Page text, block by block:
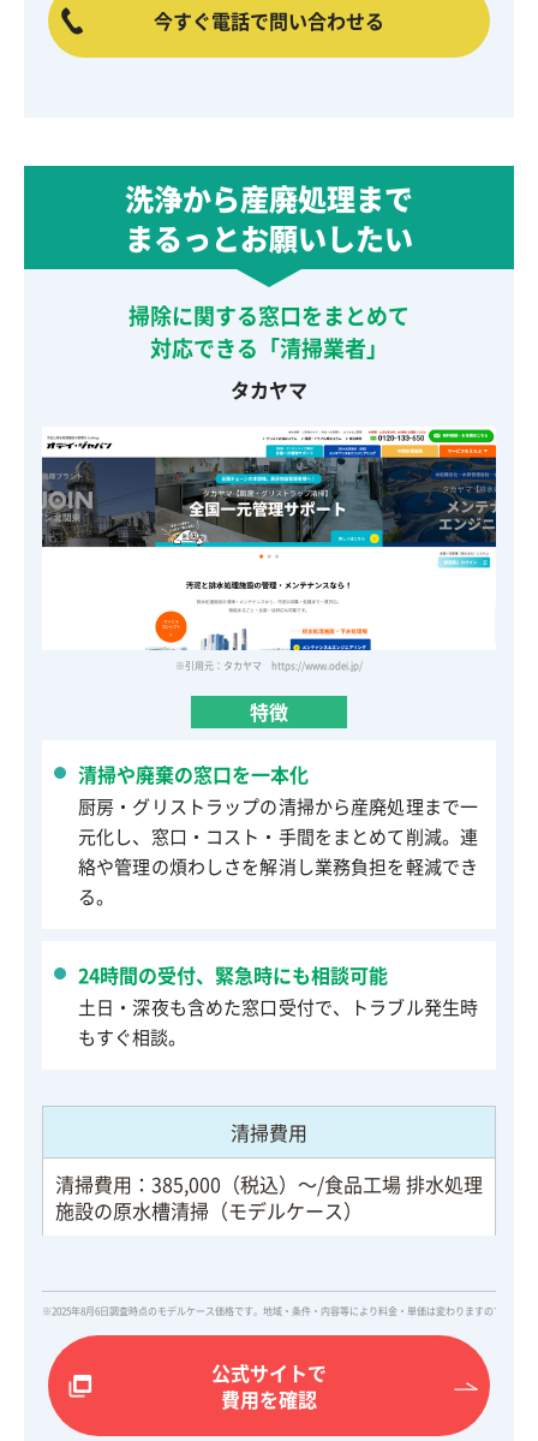
今すぐ電話で問い合わせる
洗浄から産廃処理まで
まるっとお願いしたい
掃除に関する窓口をまとめて
対応できる「清掃業者」
タカヤマ
※引用元：タカヤマ https://www.odei.jp/
特徴
清掃や廃棄の窓口を一本化
厨房・グリストラップの清掃から産廃処理まで一
元化し、窓口・コスト・手間をまとめて削減。連
絡や管理の煩わしさを解消し業務負担を軽減でき
る。
24時間の受付、緊急時にも相談可能
土日・深夜も含めた窓口受付で、トラブル発生時
もすぐ相談。
清掃費用
清掃費用：385,000（税込）～/食品工場 排水処理
施設の原水槽清掃（モデルケース）
※2025年8月6日調査時点のモデルケース価格です。地域・条件・内容等により料金・単価は変わりますので、詳
公式サイトで
費用を確認